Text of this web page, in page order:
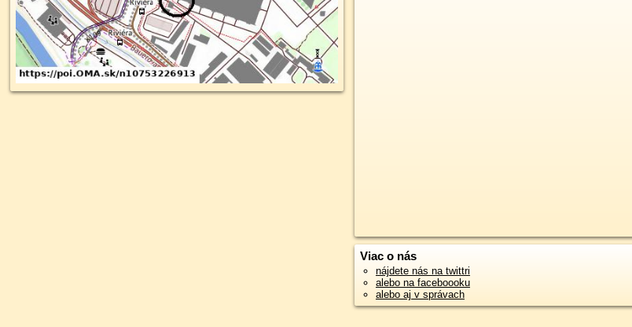
Viac o nás
nájdete nás na twittri
alebo na faceboooku
alebo aj v správach